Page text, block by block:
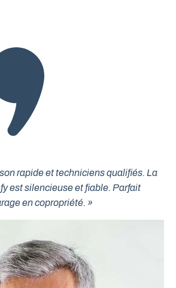
rapide et techniciens qualifiés. La
est silencieuse et fiable. Parfait
en copropriété. »